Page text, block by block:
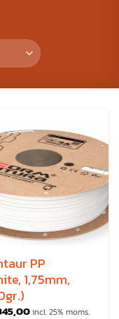
PP
1,75mm,
incl. 25% moms.